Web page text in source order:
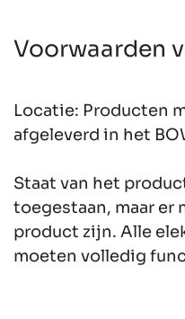
Voorwaarden
Locatie: Producten
afgeleverd in het
Staat van het
toegestaan, maar er
product zijn. Alle
moeten volledig